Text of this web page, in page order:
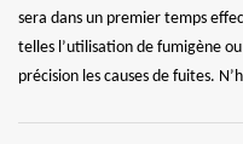
sera dans un premier temps
telles l’utilisation de fumigène
précision les causes de fuites.